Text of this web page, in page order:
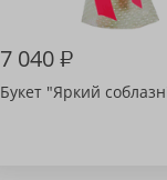
7 040₽
Букет "Яркий